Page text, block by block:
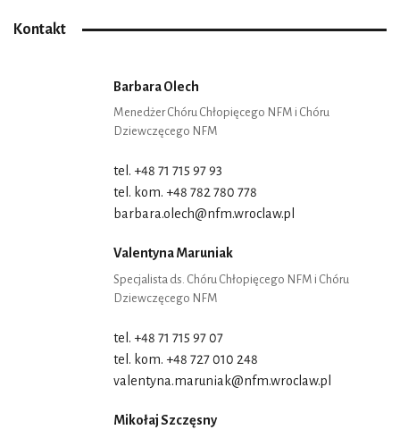
Kontakt
Barbara Olech
Menedżer Chóru Chłopięcego NFM i Chóru
Dziewczęcego NFM
tel. +48 71 715 97 93
tel. kom. +48 782 780 778
barbara.olech@nfm.wroclaw.pl
Valentyna Maruniak
Specjalista ds. Chóru Chłopięcego NFM i Chóru
Dziewczęcego NFM
tel. +48 71 715 97 07
tel. kom. +48 727 010 248
valentyna.maruniak@nfm.wroclaw.pl
Mikołaj Szczęsny